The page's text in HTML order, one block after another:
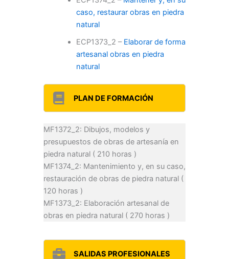
caso, restaurar obras en piedra
natural
ECP1373_2 – Elaborar de forma
artesanal obras en piedra
natural
PLAN DE FORMACIÓN
MF1372_2: Dibujos, modelos y
presupuestos de obras de artesanía en
piedra natural ( 210 horas )
MF1374_2: Mantenimiento y, en su caso,
restauración de obras de piedra natural (
120 horas )
MF1373_2: Elaboración artesanal de
obras en piedra natural ( 270 horas )
SALIDAS PROFESIONALES